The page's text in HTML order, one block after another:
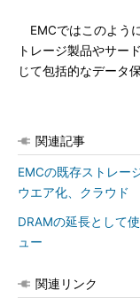
EMCではこのよう
トレージ製品やサー
じて包括的なデータ
関連記事
EMCの既存ストレー
ウエア化、クラウド
DRAMの延長として
ュー
関連リンク